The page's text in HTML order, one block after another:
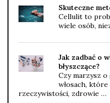
Skuteczne
Cellulit to
wiele osób,
Jak zadbać o
błyszczące?
Czy marzysz o
włosach,
rzeczywistości, zdrowie …